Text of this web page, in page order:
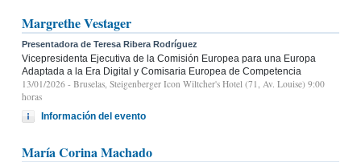
Margrethe Vestager
Presentadora de Teresa Ribera Rodríguez
Vicepresidenta Ejecutiva de la Comisión Europea para una Europa
Adaptada a la Era Digital y Comisaria Europea de Competencia
13/01/2026 - Bruselas, Steigenberger Icon Wiltcher's Hotel (71, Av. Louise) 9:00
horas
Información del evento
María Corina Machado